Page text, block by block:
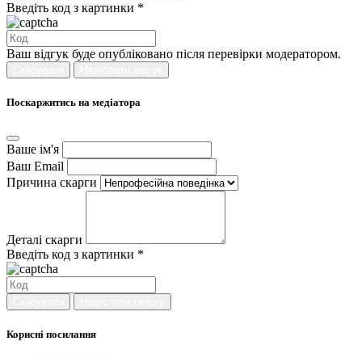
Введіть код з картинки *
Ваш відгук буде опубліковано після перевірки модератором.
Поскаржитись на медіатора
Ваше ім'я
Ваш Email
Причина скарги
Деталі скарги
Введіть код з картинки *
Корисні посилання